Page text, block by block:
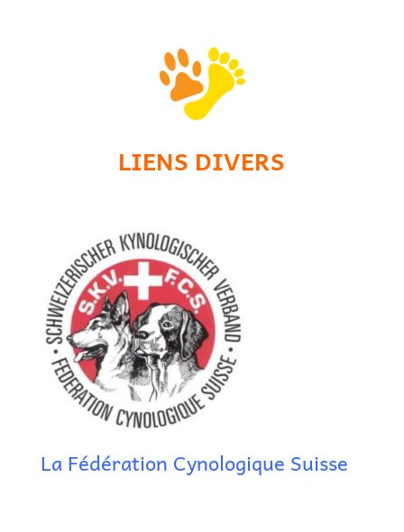
LIENS DIVERS
La Fédération Cynologique Suisse